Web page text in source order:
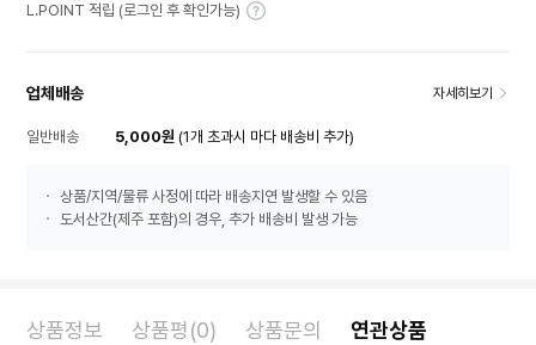
L.POINT 적립 (로그인 후 확인가능)
업체배송 자세히보기
일반배송 5,000원 (1개 초과시 마다 배송비 추가)
상품/지역/물류 사정에 따라 배송지연 발생할 수 있음
도서산간(제주 포함)의 경우, 추가 배송비 발생 가능
상품정보 상품평(0) 상품문의 연관상품